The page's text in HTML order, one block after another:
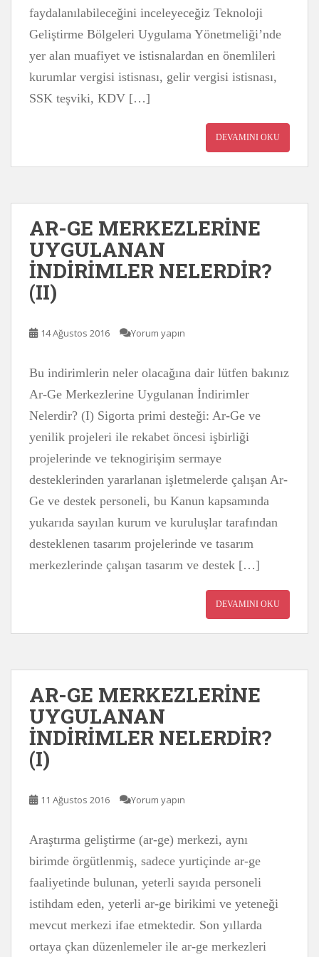
faydalanılabileceğini inceleyeceğiz Teknoloji
Geliştirme Bölgeleri Uygulama Yönetmeliği’nde
yer alan muafiyet ve istisnalardan en önemlileri
kurumlar vergisi istisnası, gelir vergisi istisnası,
SSK teşviki, KDV […]
DEVAMINI OKU
AR-GE MERKEZLERİNE
UYGULANAN
İNDİRİMLER NELERDİR?
(II)
14 Ağustos 2016 Yorum yapın
Bu indirimlerin neler olacağına dair lütfen bakınız
Ar-Ge Merkezlerine Uygulanan İndirimler
Nelerdir? (I) Sigorta primi desteği: Ar-Ge ve
yenilik projeleri ile rekabet öncesi işbirliği
projelerinde ve teknogirişim sermaye
desteklerinden yararlanan işletmelerde çalışan Ar-
Ge ve destek personeli, bu Kanun kapsamında
yukarıda sayılan kurum ve kuruluşlar tarafından
desteklenen tasarım projelerinde ve tasarım
merkezlerinde çalışan tasarım ve destek […]
DEVAMINI OKU
AR-GE MERKEZLERİNE
UYGULANAN
İNDİRİMLER NELERDİR?
(I)
11 Ağustos 2016 Yorum yapın
Araştırma geliştirme (ar-ge) merkezi, aynı
birimde örgütlenmiş, sadece yurtiçinde ar-ge
faaliyetinde bulunan, yeterli sayıda personeli
istihdam eden, yeterli ar-ge birikimi ve yeteneği
mevcut merkezi ifae etmektedir. Son yıllarda
ortaya çkan düzenlemeler ile ar-ge merkezleri